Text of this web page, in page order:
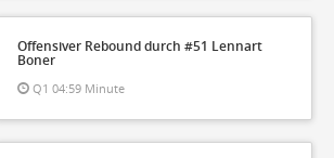
Offensiver Rebound durch #51 Lennart
Boner
Q1 04:59 Minute